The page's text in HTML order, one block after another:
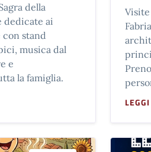
della
dedicate ai
stand
musica dal
e
la famiglia.